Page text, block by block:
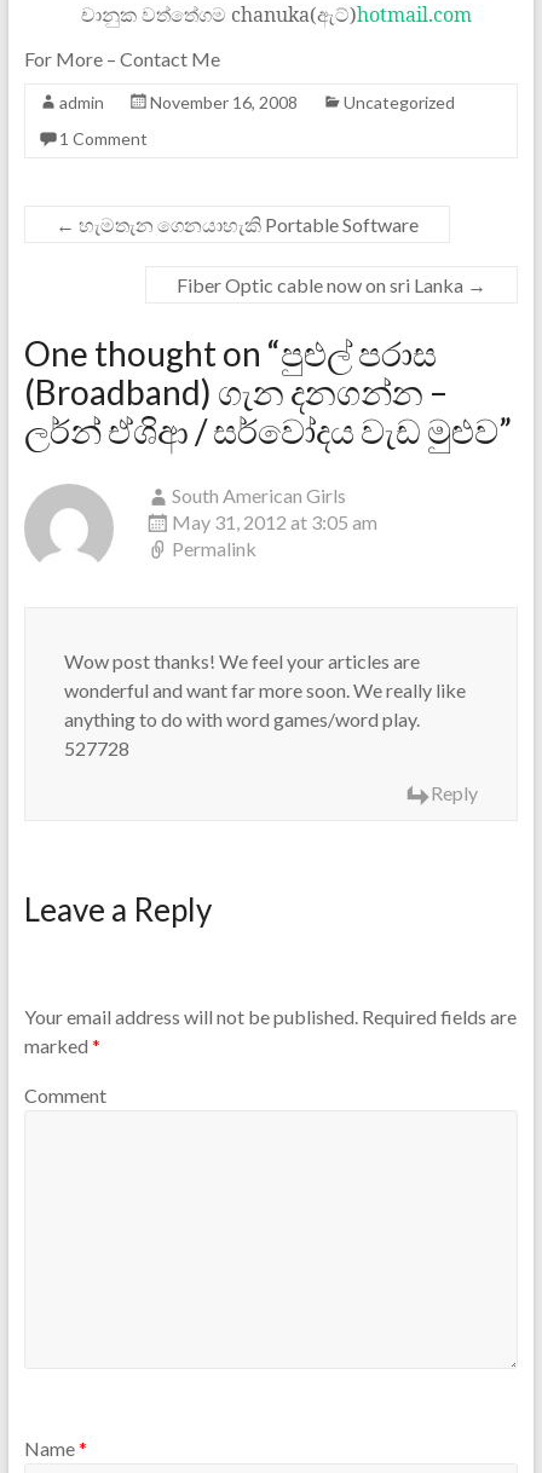
චානුක වත්තේගම chanuka(ඇට්)hotmail.com
For More – Contact Me
admin November 16, 2008
Uncategorized
1 Comment
← හැමතැන ගෙනයාහැකි Portable Software
Fiber Optic cable now on sri Lanka →
One thought on “පුළුල් පරාස
(Broadband) ගැන දනගන්න –
ලර්න් ඒශිආ / සර්වෝදය වැඩ මුළුව”
South American Girls
May 31, 2012 at 3:05 am
Permalink
Wow post thanks! We feel your articles are
wonderful and want far more soon. We really like
anything to do with word games/word play.
527728
Reply
Leave a Reply
Your email address will not be published. Required fields are
marked *
Comment
Name*